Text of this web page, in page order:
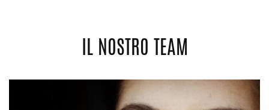
IL NOSTRO TEAM